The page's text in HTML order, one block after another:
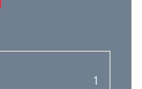
1